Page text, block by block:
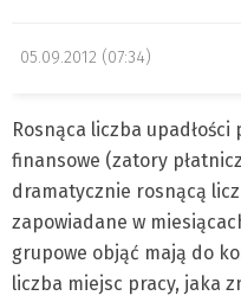
05.09.2012 (07:34)
Rosnąca liczba
finansowe (zatory
dramatycznie rosnącą
zapowiadane w
grupowe objąć mają do
liczba miejsc pracy, jaka